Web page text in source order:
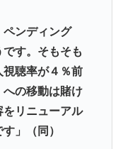
ペンディング
です。そもそも
視聴率が４％前
の移動は賭け
リニューアル
」（同）